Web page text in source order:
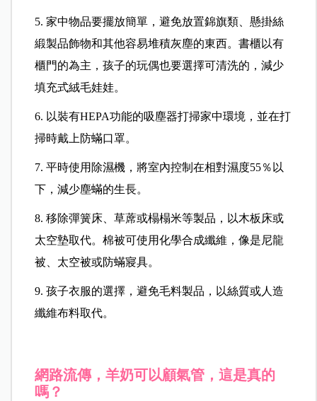
5. 家中物品要擺放簡單，避免放置錦旗類、懸掛絲
緞製品飾物和其他容易堆積灰塵的東西。書櫃以有
櫃門的為主，孩子的玩偶也要選擇可清洗的，減少
填充式絨毛娃娃。
6. 以裝有HEPA功能的吸塵器打掃家中環境，並在打
掃時戴上防蟎口罩。
7. 平時使用除濕機，將室內控制在相對濕度55％以
下，減少塵蟎的生長。
8. 移除彈簧床、草蓆或榻榻米等製品，以木板床或
太空墊取代。棉被可使用化學合成纖維，像是尼龍
被、太空被或防蟎寢具。
9. 孩子衣服的選擇，避免毛料製品，以絲質或人造
纖維布料取代。
網路流傳，羊奶可以顧氣管，這是真的
嗎？